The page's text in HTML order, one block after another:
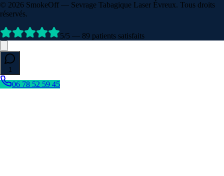
© 2026 SmokeOff — Sevrage Tabagique Laser Évreux. Tous droits
réservés.
5/5 — 89 patients satisfaits
1
06 78 52 59 45